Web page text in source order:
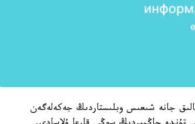
جانە شىعىس وبلىستاردىڭ جەكەلەگەن